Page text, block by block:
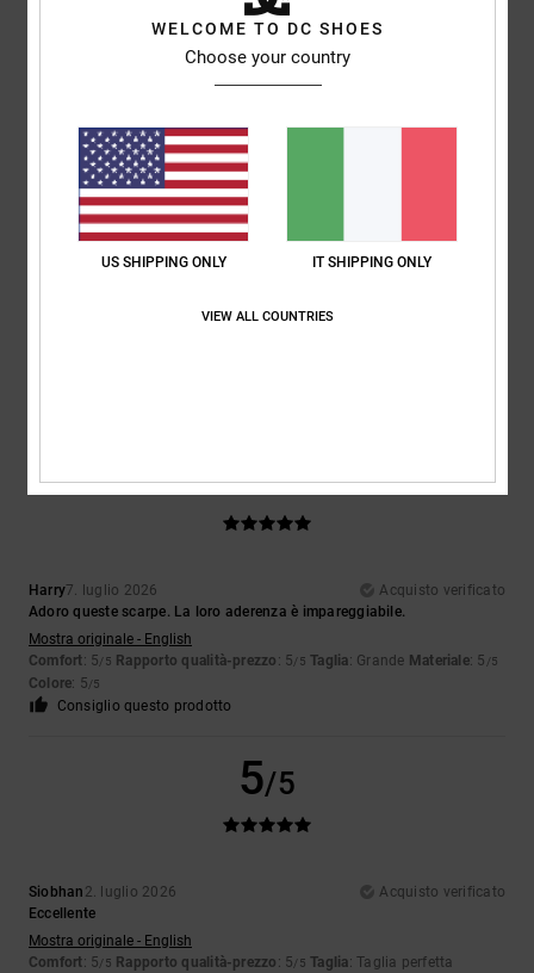
Erano proprio quello che voleva mio figlio
Mostra originale - English
Rapporto qualità-prezzo: 5/5 Taglia
Consiglio questo prodotto
5
5/5
Harry7. luglio 2026
Acquisto verificato
Adoro queste scarpe. La loro aderenza è impareggiabile.
Mostra originale - English
Comfort: 5/5 Rapporto qualità-prezzo : 5/5 Taglia: Grande Materiale: 5 /5
Colore: 5/5
Consiglio questo prodotto
5/5
Siobhan 2. luglio 2026
Acquisto verificato
Eccellente
Mostra originale - English
Comfort: 5/5 Rapporto qualità-prezzo : 5/5 Taglia: Taglia perfetta
WELCOME TO DC SHOES
Choose your country
US SHIPPING ONLY IT SHIPPING ONLY
VIEW ALL COUNTRIES